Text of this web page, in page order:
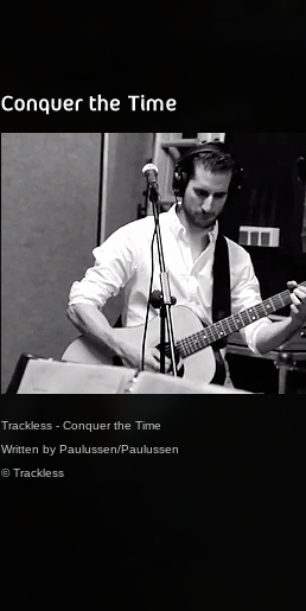
Trackless - Conquer the Time
Written by Paulussen/Paulussen
© Trackless